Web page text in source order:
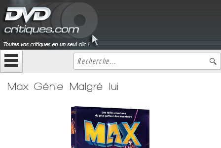
Max Génie Malgré lui